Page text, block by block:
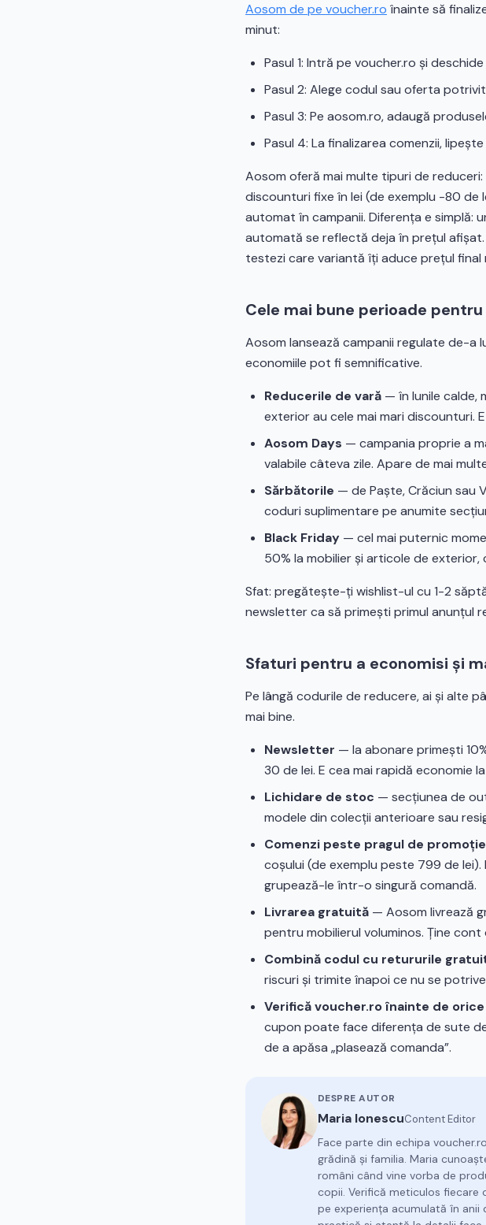
Aosom de pe voucher.ro înainte să
minut:
Pasul 1: Intră pe voucher.ro și
Pasul 2: Alege codul sau oferta
Pasul 3: Pe aosom.ro, adaugă
Pasul 4: La finalizarea comenzii,
Aosom oferă mai multe tipuri de
discounturi fixe în lei (de exemplu -80
automat în campanii. Diferența e simplă:
automată se reflectă deja în prețul afișat.
testezi care variantă îți aduce prețul final
Cele mai bune perioade
Aosom lansează campanii regulate de-a
economiile pot fi semnificative.
Reducerile de vară — în lunile calde,
exterior au cele mai mari discounturi.
Aosom Days — campania proprie a
valabile câteva zile. Apare de mai
Sărbătorile — de Paște, Crăciun sau
coduri suplimentare pe anumite
Black Friday — cel mai puternic
50% la mobilier și articole de
Sfat: pregătește-ți wishlist-ul cu 1-2
newsletter ca să primești primul anunțul
Sfaturi pentru a economisi și
Pe lângă codurile de reducere, ai și alte
mai bine.
Newsletter — la abonare primești
30 de lei. E cea mai rapidă economie
Lichidare de stoc — secțiunea de
modele din colecții anterioare sau
Comenzi peste pragul de promoție
coșului (de exemplu peste 799 de
grupează-le într-o singură comandă.
Livrarea gratuită — Aosom livrează
pentru mobilierul voluminos. Ține
Combină codul cu retururile
riscuri și trimite înapoi ce nu se
Verifică voucher.ro înainte de
cupon poate face diferența de sute
de a apăsa „plasează comanda”.
DESPRE AUTOR
Maria IonescuContent Editor
Face parte din echipa
grădină și familia. Maria
români când vine vorba de
copii. Verifică meticulos fiecare
pe experiența acumulată în